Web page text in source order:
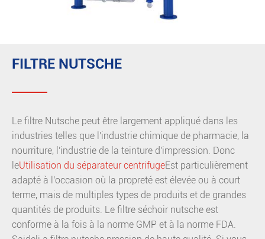
FILTRE NUTSCHE
Le filtre Nutsche peut être largement appliqué dans les
industries telles que l'industrie chimique de pharmacie, la
nourriture, l'industrie de la teinture d'impression. Donc
leUtilisation du séparateur centrifugeEst particulièrement
adapté à l'occasion où la propreté est élevée ou à court
terme, mais de multiples types de produits et de grandes
quantités de produits. Le filtre séchoir nutsche est
conforme à la fois à la norme GMP et à la norme FDA.